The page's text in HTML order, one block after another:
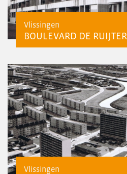
Vlissingen
BOULEVARD DE RUIJTER
Vlissingen